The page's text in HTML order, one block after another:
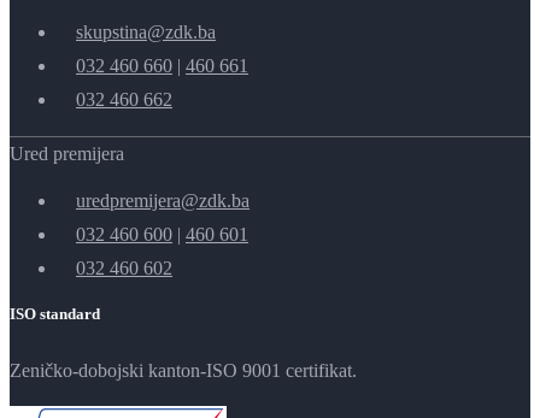
skupstina@zdk.ba
032 460 660 | 460 661
032 460 662
Ured premijera
uredpremijera@zdk.ba
032 460 600 | 460 601
032 460 602
ISO standard
Zeničko-dobojski kanton-ISO 9001 certifikat.